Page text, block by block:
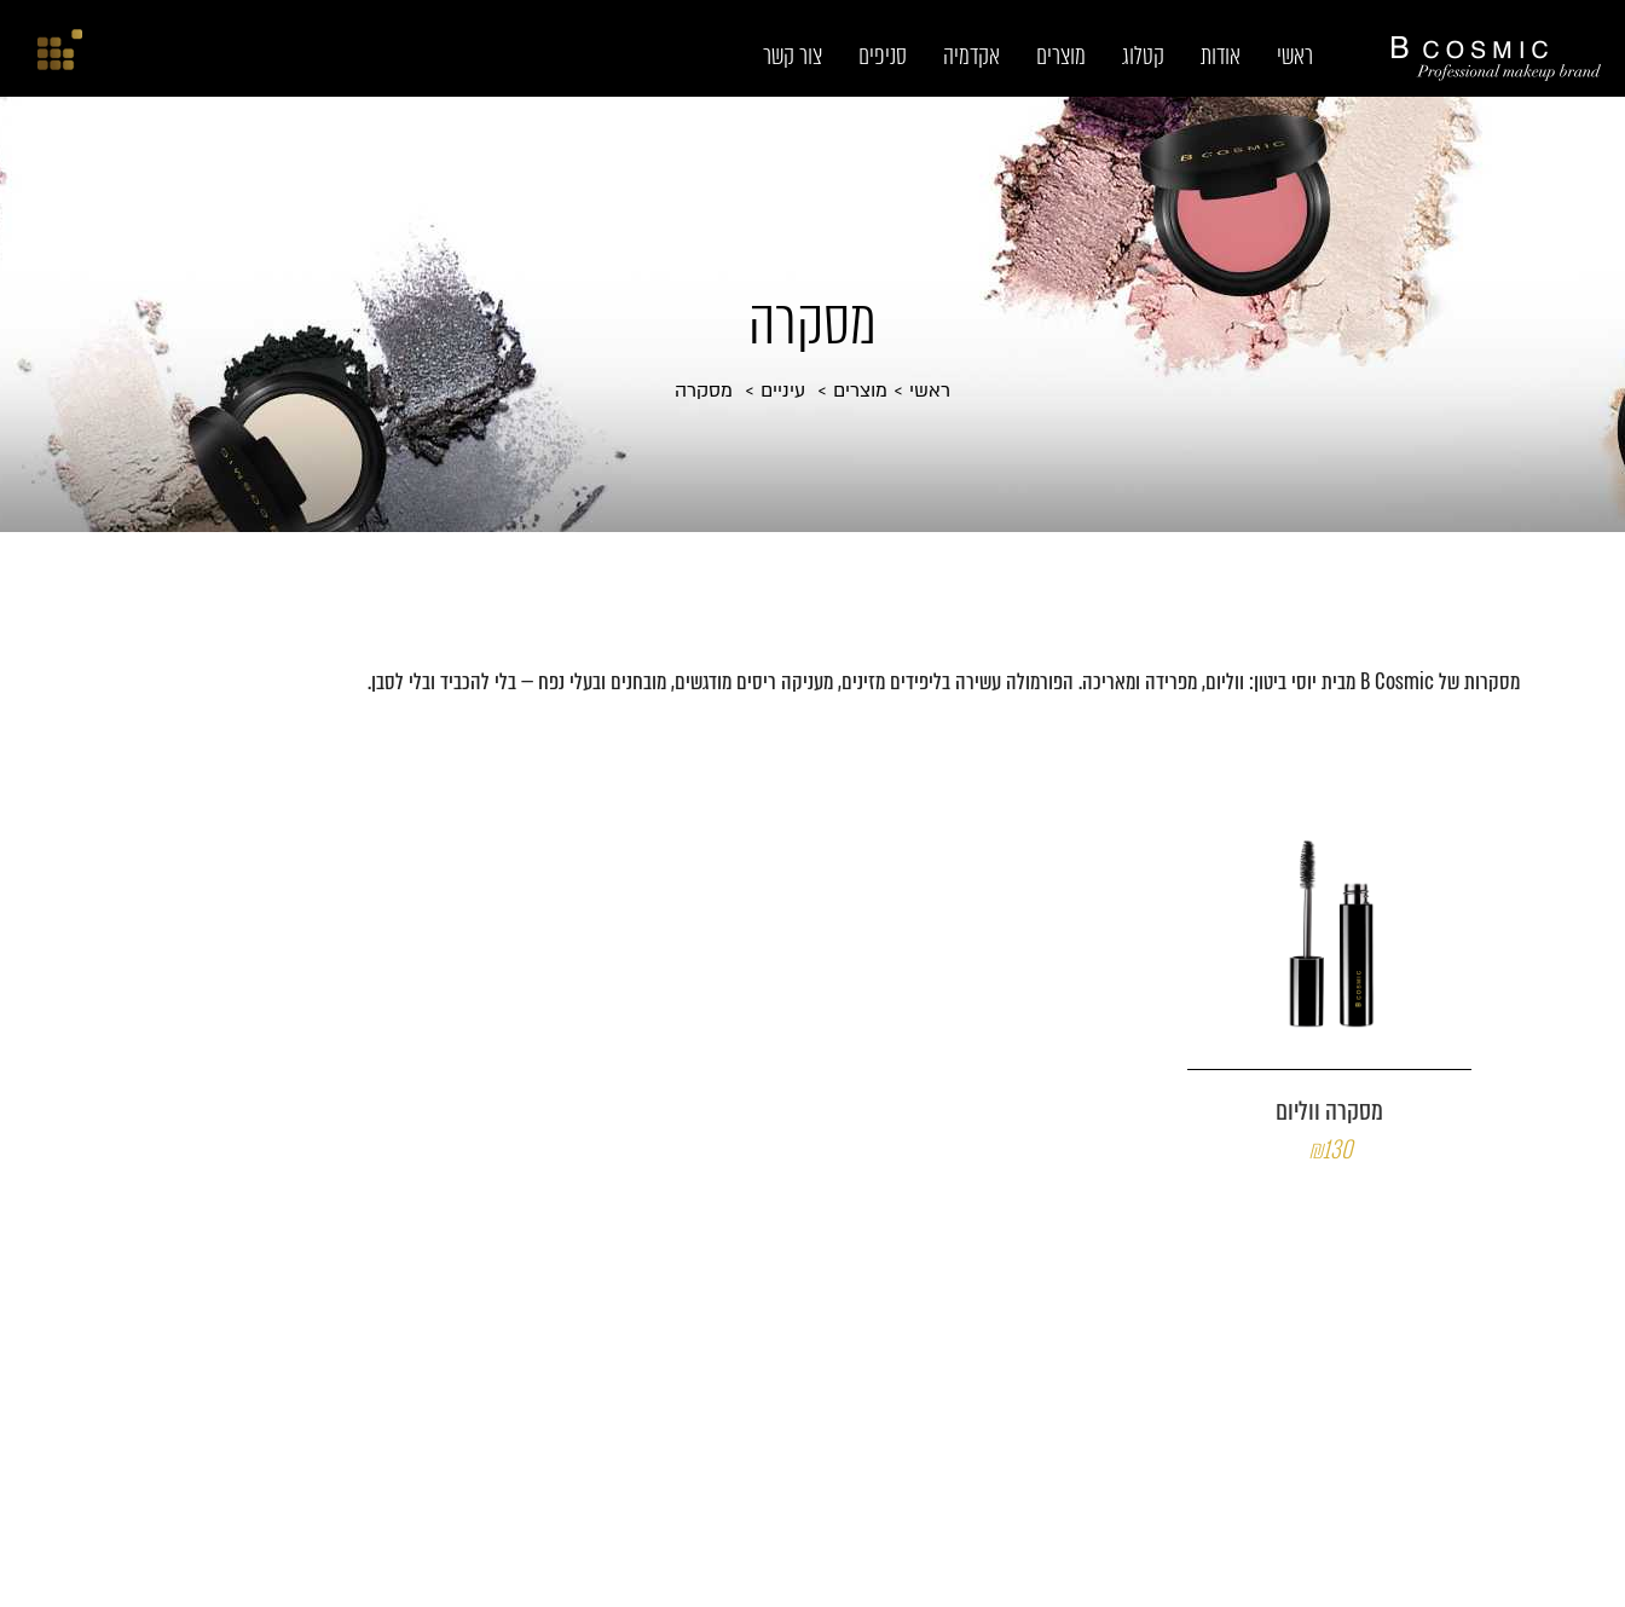
ראשי אודות קטלוג מוצרים אקדמיה סניפים צור קשר
מסקרה
ראשי מוצרים עיניים מסקרה
מסקרות של B Cosmic מבית יוסי ביטון: ווליום, מפרידה ומאריכה. הפורמולה עשירה בליפידים מזינים, מעניקה ריסים מודגשים, מובחנים ובעלי נפח — בלי להכביד ובלי לסבן.
מסקרה ווליום
₪130